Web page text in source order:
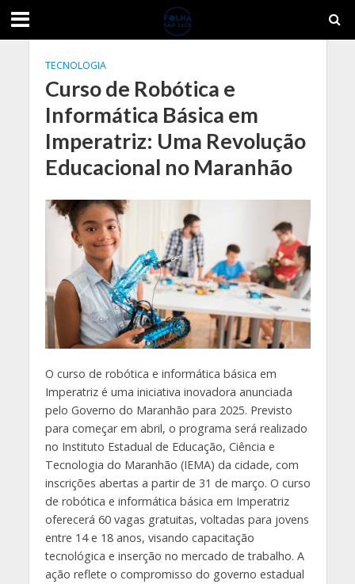
TECNOLOGIA
Curso de Robótica e
Informática Básica em
Imperatriz: Uma Revolução
Educacional no Maranhão
O curso de robótica e informática básica em
Imperatriz é uma iniciativa inovadora anunciada
pelo Governo do Maranhão para 2025. Previsto
para começar em abril, o programa será realizado
no Instituto Estadual de Educação, Ciência e
Tecnologia do Maranhão (IEMA) da cidade, com
inscrições abertas a partir de 31 de março. O curso
de robótica e informática básica em Imperatriz
oferecerá 60 vagas gratuitas, voltadas para jovens
entre 14 e 18 anos, visando capacitação
tecnológica e inserção no mercado de trabalho. A
ação reflete o compromisso do governo estadual